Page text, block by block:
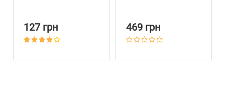
127 грн 469 грн